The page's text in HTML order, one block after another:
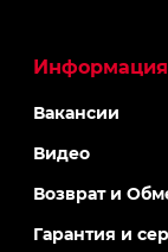
АКЦИЯ -15%
-5% ОНЛАЙН